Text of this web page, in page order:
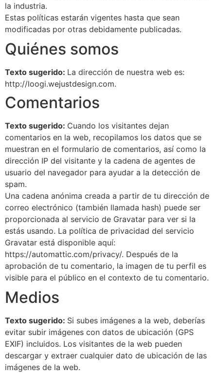
la industria.
Estas políticas estarán vigentes hasta que sean
modificadas por otras debidamente publicadas.
Quiénes somos
Texto sugerido: La dirección de nuestra web es:
http://loogi.wejustdesign.com.
Comentarios
Texto sugerido: Cuando los visitantes dejan
comentarios en la web, recopilamos los datos que se
muestran en el formulario de comentarios, así como la
dirección IP del visitante y la cadena de agentes de
usuario del navegador para ayudar a la detección de
spam.
Una cadena anónima creada a partir de tu dirección de
correo electrónico (también llamada hash) puede ser
proporcionada al servicio de Gravatar para ver si la
estás usando. La política de privacidad del servicio
Gravatar está disponible aquí:
https://automattic.com/privacy/. Después de la
aprobación de tu comentario, la imagen de tu perfil es
visible para el público en el contexto de tu comentario.
Medios
Texto sugerido: Si subes imágenes a la web, deberías
evitar subir imágenes con datos de ubicación (GPS
EXIF) incluidos. Los visitantes de la web pueden
descargar y extraer cualquier dato de ubicación de las
imágenes de la web.